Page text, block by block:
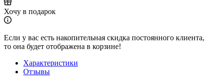
Хочу в подарок
Если у вас есть накопительная скидка постоянного клиента,
то она будет отображена в корзине!
Характеристики
Отзывы